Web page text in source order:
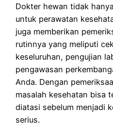
Dokter hewan tidak
untuk perawatan
juga memberikan
rutinnya yang meliputi
keseluruhan, pengujian
pengawasan
Anda. Dengan
masalah kesehatan bisa
diatasi sebelum menjadi
serius.